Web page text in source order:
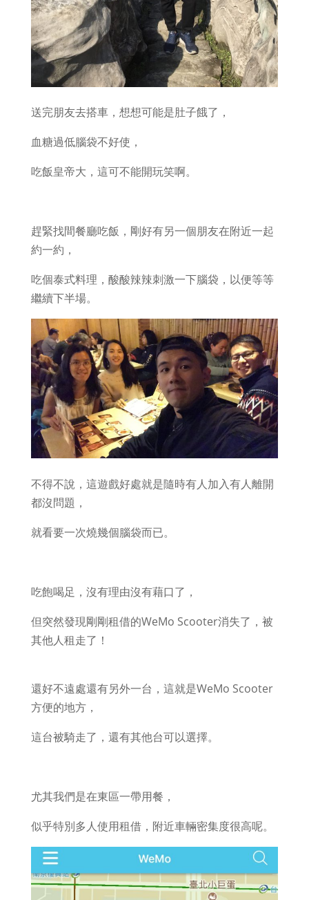
送完朋友去搭車，想想可能是肚子餓了，
血糖過低腦袋不好使，
吃飯皇帝大，這可不能開玩笑啊。
趕緊找間餐廳吃飯，剛好有另一個朋友在附近一起
約一約，
吃個泰式料理，酸酸辣辣刺激一下腦袋，以便等等
繼續下半場。
不得不說，這遊戲好處就是隨時有人加入有人離開
都沒問題，
就看要一次燒幾個腦袋而已。
吃飽喝足，沒有理由沒有藉口了，
但突然發現剛剛租借的WeMo Scooter消失了，被
其他人租走了！
還好不遠處還有另外一台，這就是WeMo Scooter
方便的地方，
這台被騎走了，還有其他台可以選擇。
尤其我們是在東區一帶用餐，
似乎特別多人使用租借，附近車輛密集度很高呢。